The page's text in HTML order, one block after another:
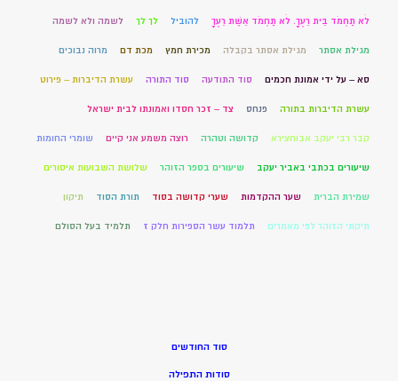
לֹא תַחְמֹד בֵּית רֵעֶךָ. לֹא תַחְמֹד אֵשֶׁת רֵעֶךָ להוביל לך לך לשמה ולא לשמה
מגילת אסתר מגילת אסתר בקבלה מכירת חמץ מכת דם מרוה נבוכים
סא – על ידי אמונת חכמים סוד התודעה סוד התורה עשרת הדיברות – פירוט
עשרת הדיברות בתורה פנחס צד – זכר חסדו ואמונתו לבית ישראל
קבר רבי יעקב אבוחצירא קדושה וטהרה רוצה משמע אני קיים שומרי החומות
שיעורים בכתבי באביר יעקב שיעורים בספר הזוהר שלושת השבועות איסורים
שמירת הברית שער ההקדמות שערי קדושה בסוד תורת הסוד תיקון
תיקוני הזוהר לפי מאמרים תלמוד עשר הספירות חלק ז תלמיד בעל הסולם
סוד החודשים
סודות התפילה